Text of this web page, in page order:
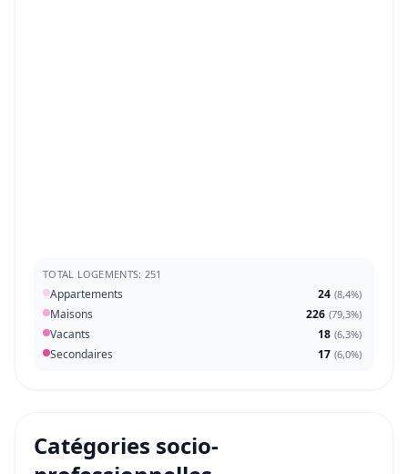
TOTAL LOGEMENTS: 251
Appartements 24 (8,4%)
Maisons 226 (79,3%)
Vacants 18 (6,3%)
Secondaires 17 (6,0%)
Catégories socio-